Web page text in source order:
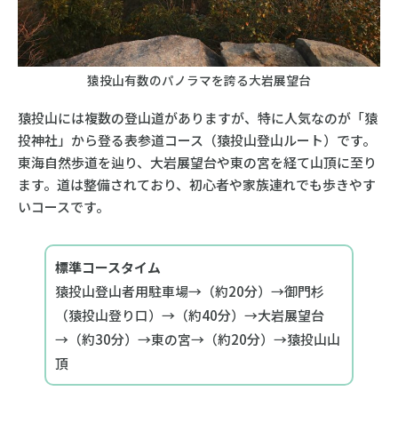
猿投山有数のパノラマを誇る大岩展望台
猿投山には複数の登山道がありますが、特に人気なのが「猿
投神社」から登る表参道コース（猿投山登山ルート）です。
東海自然歩道を辿り、大岩展望台や東の宮を経て山頂に至り
ます。道は整備されており、初心者や家族連れでも歩きやす
いコースです。
標準コースタイム
猿投山登山者用駐車場→（約20分）→御門杉
（猿投山登り口）→（約40分）→大岩展望台
→（約30分）→東の宮→（約20分）→猿投山山
頂